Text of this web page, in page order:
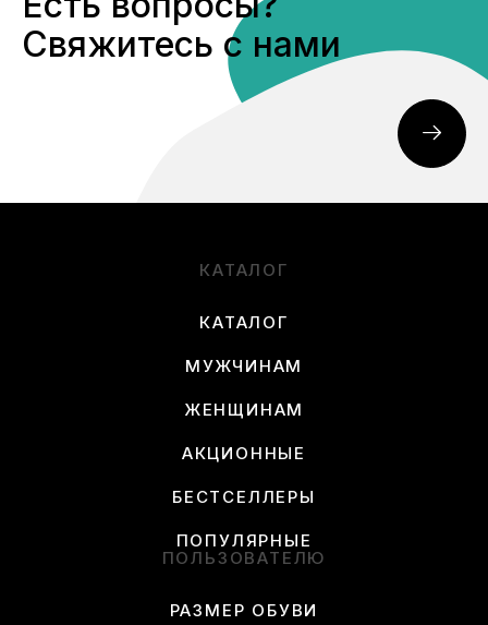
Свяжитесь с нами
КАТАЛОГ
КАТАЛОГ
МУЖЧИНАМ
ЖЕНЩИНАМ
АКЦИОННЫЕ
БЕСТСЕЛЛЕРЫ
ПОПУЛЯРНЫЕ
ПОЛЬЗОВАТЕЛЮ
РАЗМЕР ОБУВИ